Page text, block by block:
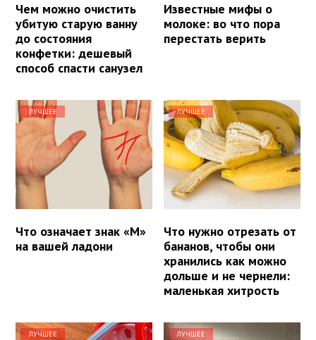
Чем можно очистить
убитую старую ванну
до состояния
конфетки: дешевый
способ спасти санузел
Известные мифы о
молоке: во что пора
перестать верить
ЛУЧШЕЕ
Что означает знак «М»
на вашей ладони
ЛУЧШЕЕ
Что нужно отрезать от
бананов, чтобы они
хранились как можно
дольше и не чернели:
маленькая хитрость
ЛУЧШЕЕ ЛУЧШЕЕ